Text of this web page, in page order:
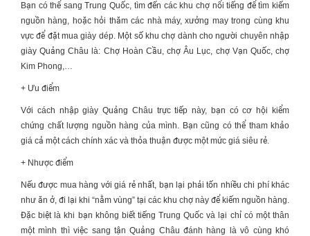
Bạn có thể sangTrung Quốc , tìm đến các khu chợ nổi tiếng để tìm kiếm
nguồn hàng, hoặc hỏi thăm các nhà máy, xưởng may trong cùng khu
vực để đặt mua giày dép. Một số khu chợ dành cho người chuyên nhập
giày Quảng Châu là: Chợ Hoàn Cầu, chợ Âu Lục, chợ Vạn Quốc, chợ
Kim Phong,…
+ Ưu điểm
Với cách nhập giày Quảng Châu trực tiếp này, bạn có cơ hội kiểm
chứng chất lượng nguồn hàng của mình. Bạn cũng có thể tham khảo
giá cả một cách chính xác và thỏa thuận được một mức giá siêu rẻ.
+ Nhược điểm
Nếu được mua hàng với giá rẻ nhất, bạn lại phải tốn nhiều chi phí khác
như ăn ở, đi lại khi “nằm vùng” tại các khu chợ này để kiếm nguồn hàng.
Đặc biệt là khi bạn không biết tiếng Trung Quốc và lại chỉ có một thân
một mình thì việc sang tận Quảng Châu đánh hàng là vô cùng khó